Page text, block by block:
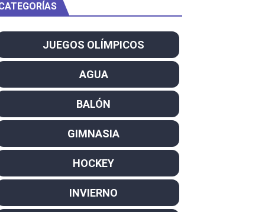
dominan el Europeo
se reparten el botín y Caetano Horta y Rodrigo Conde
decacampeonas y quinto oro consecutivo
Champion
JUEGOS OLÍMPICOS
AGUA
BALÓN
GIMNASIA
HOCKEY
INVIERNO